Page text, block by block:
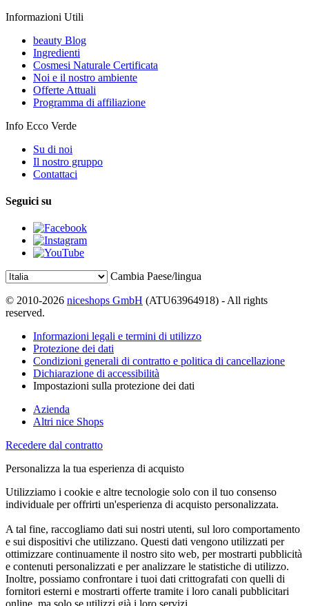
Informazioni Utili
beauty Blog
Ingredienti
Cosmesi Naturale Certificata
Noi e il nostro ambiente
Offerte Attuali
Programma di affiliazione
Info Ecco Verde
Su di noi
Il nostro gruppo
Contattaci
Seguici su
Cambia Paese/lingua
© 2010-2026 niceshops GmbH (ATU63964918) - All rights
reserved.
Informazioni legali e termini di utilizzo
Protezione dei dati
Condizioni generali di contratto e politica di cancellazione
Dichiarazione di accessibilità
Impostazioni sulla protezione dei dati
Azienda
Altri nice Shops
Recedere dal contratto
Personalizza la tua esperienza di acquisto
Utilizziamo i cookie e altre tecnologie solo con il tuo consenso
individuale per offrirti un'esperienza di acquisto personalizzata.
A tal fine, raccogliamo dati sui nostri utenti, sul loro comportamento
e sui dispositivi che utilizzano. Questi dati vengono utilizzati per
ottimizzare continuamente il nostro sito web, per mostrarti pubblicità
e contenuti personalizzati e per analizzare le statistiche di utilizzo.
Inoltre, possiamo confrontare i tuoi dati crittografati con quelli di
fornitori esterni e mostrarti offerte tramite i loro canali pubblicitari